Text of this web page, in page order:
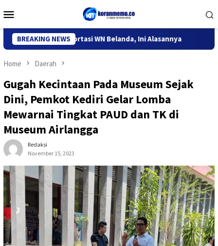
to
Menu
BREAKING NEWS
Deportasi WN Belanda, Ini Alasannya 9 Desa di 6
Home Daerah
Gugah Kecintaan Pada Museum Sejak
Dini, Pemkot Kediri Gelar Lomba
Mewarnai Tingkat PAUD dan TK di
Museum Airlangga
Redaksi
November 15, 2023